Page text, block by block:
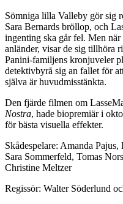
Sömniga lilla Valleby gör sig
Sara Bernards bröllop, och
ingenting ska går fel. Men
anländer, visar de sig tillhöra
Panini-familjens kronjuveler
detektivbyrå sig an fallet för
själva är huvudmisstänkta.
Den fjärde filmen om
Nostra, hade biopremiär i
för bästa visuella effekter.
Skådespelare: Amanda
Sara Sommerfeld, Tomas
Christine Meltzer
Regissör: Walter Söderlund